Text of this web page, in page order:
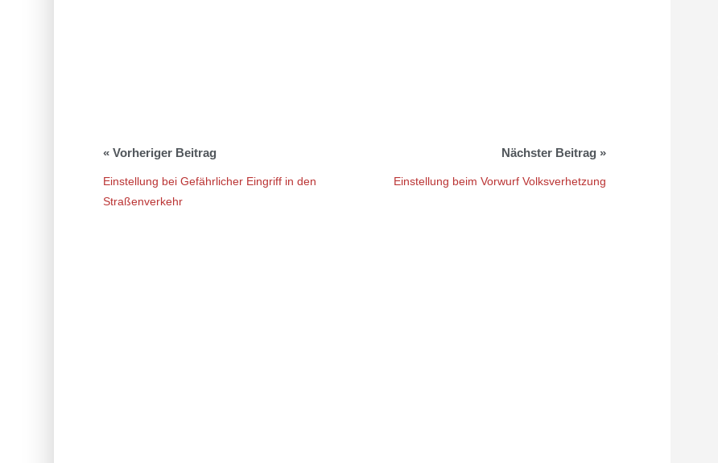
Einstellung bei Gefährlicher Eingriff in den
Straßenverkehr
Einstellung beim Vorwurf Volksverhetzung